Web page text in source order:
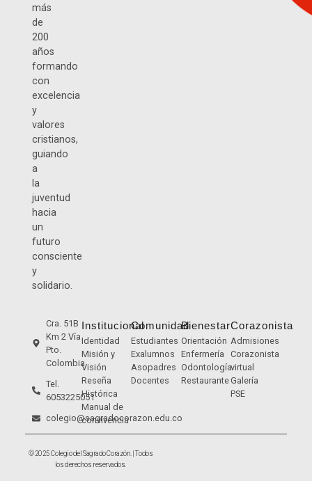
más
de
200
años
formando
con
excelencia
y
valores
cristianos,
guiando
a
la
juventud
hacia
un
futuro
consciente
y
solidario.
Cra. 51B
Km 2 Vía
Pto.
Colombia
Tel.
6053225051
colegio@sagradocorazon.edu.co
Institucional
Identidad
Misión y
Visión
Reseña
Histórica
Manual de
convivencia
Comunidad
Estudiantes
Exalumnos
Asopadres
Docentes
Bienestar
Orientación
Enfermería
Odontología
Restaurante
Corazonista
Admisiones
Corazonista
virtual
Galería
PSE
© 2025 Colegio del Sagrado Corazón. | Todos
los derechos reservados.